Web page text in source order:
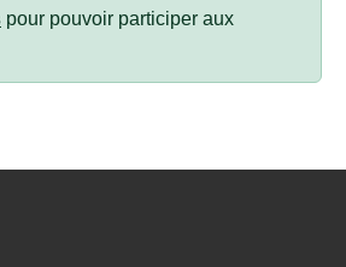
pour pouvoir participer aux